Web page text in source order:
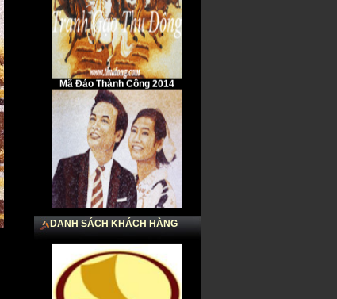
Mã Đáo Thành Công 2014
Chú rể & Cô dâu
DANH SÁCH KHÁCH HÀNG